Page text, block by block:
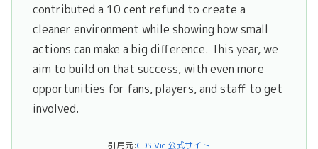
contributed a 10 cent refund to create a
cleaner environment while showing how small
actions can make a big difference. This year, we
aim to build on that success, with even more
opportunities for fans, players, and staff to get
involved.
引用元:CDS Vic 公式サイト